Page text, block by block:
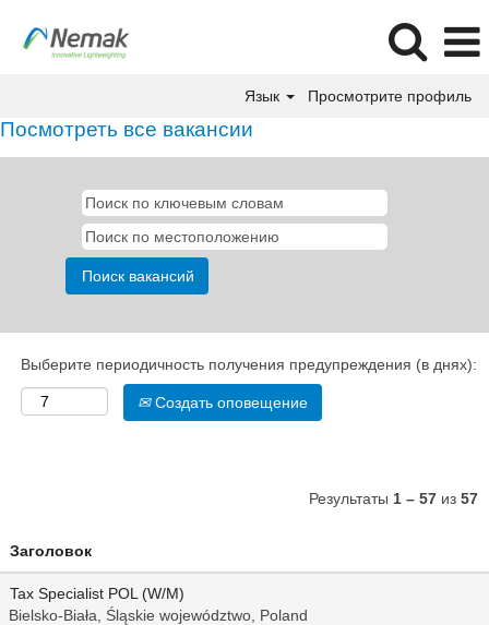
Язык Просмотрите профиль
Посмотреть все вакансии
Выберите периодичность получения предупреждения (в днях):
Создать оповещение
Результаты 1 – 57 из 57
Заголовок
Tax Specialist POL (W/M)
Bielsko-Biała, Śląskie województwo, Poland